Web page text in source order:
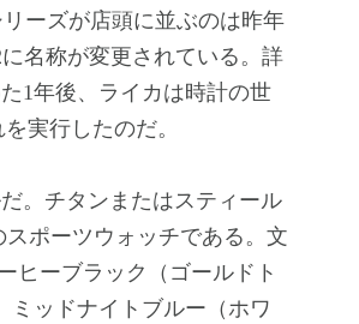
ーズが店頭に並ぶのは昨年
名称が変更されている。詳
1年後、ライカは時計の世
実行したのだ。
。チタンまたはスティール
ポーツウォッチである。文
ヒーブラック（ゴールドト
ミッドナイトブルー（ホワ